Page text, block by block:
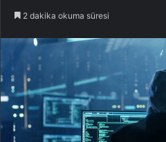
2 dakika okuma süresi